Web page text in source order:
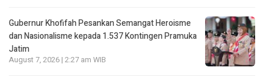
Gubernur Khofifah Pesankan Semangat Heroisme
dan Nasionalisme kepada 1.537 Kontingen Pramuka
Jatim
August 7, 2026 | 2:27 am WIB